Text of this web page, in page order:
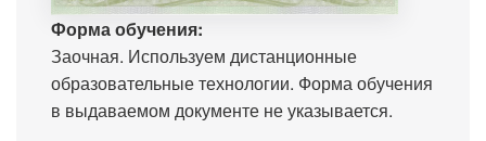
Форма обучения:
Заочная. Используем дистанционные
образовательные технологии. Форма обучения
в выдаваемом документе не указывается.